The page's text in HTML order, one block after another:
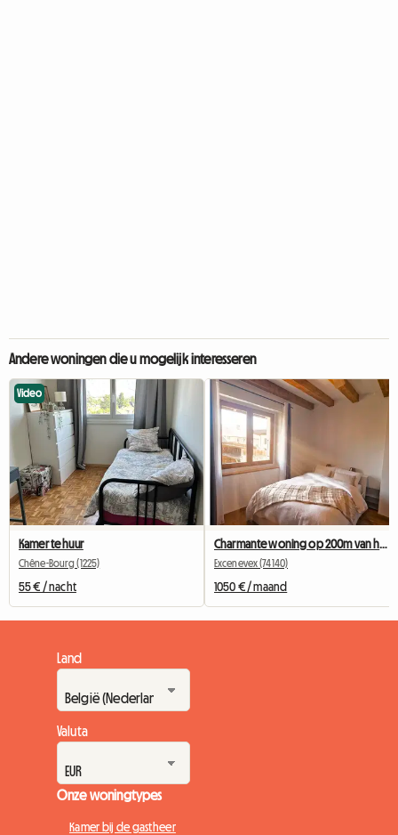
Andere woningen die u mogelijk interesseren
Video
Kamer te huur
Chêne-Bourg (1225)
55 € / nacht
Excenevex (74140)
1050 € / maand
Land
Valuta
Onze woningtypes
Kamer bij de gastheer